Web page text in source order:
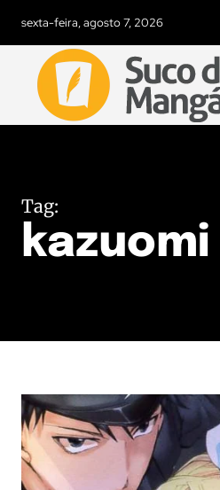
sexta-feira, agosto 7, 2026
Tag: